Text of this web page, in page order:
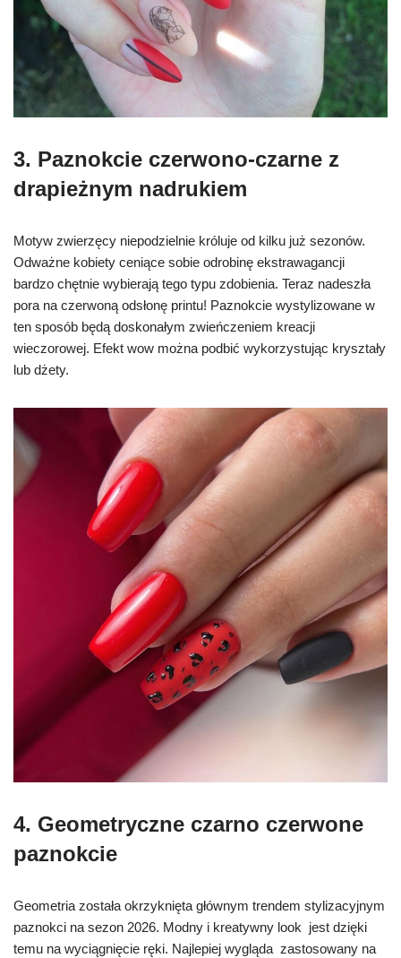
3. Paznokcie czerwono-czarne z
drapieżnym nadrukiem
Motyw zwierzęcy niepodzielnie króluje od kilku już sezonów.
Odważne kobiety ceniące sobie odrobinę ekstrawagancji
bardzo chętnie wybierają tego typu zdobienia. Teraz nadeszła
pora na czerwoną odsłonę printu! Paznokcie wystylizowane w
ten sposób będą doskonałym zwieńczeniem kreacji
wieczorowej. Efekt wow można podbić wykorzystując kryształy
lub dżety.
4. Geometryczne czarno czerwone
paznokcie
Geometria została okrzyknięta głównym trendem stylizacyjnym
paznokci na sezon 2026. Modny i kreatywny look jest dzięki
temu na wyciągnięcie ręki. Najlepiej wygląda zastosowany na